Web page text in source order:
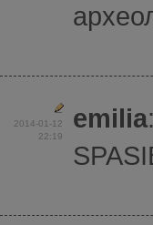
2014-01-12
22:19
emilia: